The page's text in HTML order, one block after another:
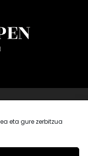
eta gure zerbitzua